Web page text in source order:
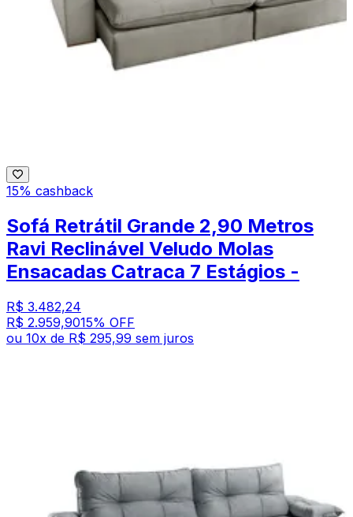
15% cashback
Sofá Retrátil Grande 2,90 Metros
Ravi Reclinável Veludo Molas
Ensacadas Catraca 7 Estágios -
R$ 3.482,24
R$ 2.959,9015% OFF
ou 10x de R$ 295,99 sem juros